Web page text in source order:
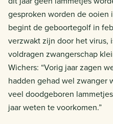
gesproken worden de ooien
begint de geboortegolf in
verzwakt zijn door het virus,
voldragen zwangerschap
Wichers: “Vorig jaar zagen
hadden gehad wel zwanger
veel doodgeboren
jaar weten te voorkomen.”